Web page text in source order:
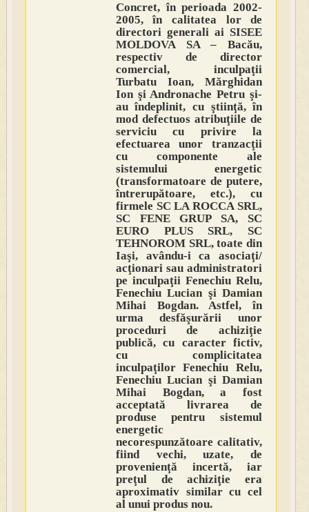
Concret, în perioada 2002-
2005, în calitatea lor de
directori generali ai SISEE
MOLDOVA SA – Bacău,
respectiv de director
comercial, inculpaţii
Turbatu Ioan, Mărghidan
Ion şi Andronache Petru şi-
au îndeplinit, cu ştiinţă, în
mod defectuos atribuţiile de
serviciu cu privire la
efectuarea unor tranzacţii
cu componente ale
sistemului energetic
(transformatoare de putere,
întrerupătoare, etc.), cu
firmele SC LA ROCCA SRL,
SC FENE GRUP SA, SC
EURO PLUS SRL, SC
TEHNOROM SRL, toate din
Iaşi, avându-i ca asociaţi/
acţionari sau administratori
pe inculpaţii Fenechiu Relu,
Fenechiu Lucian şi Damian
Mihai Bogdan. Astfel, în
urma desfăşurării unor
proceduri de achiziţie
publică, cu caracter fictiv,
cu complicitatea
inculpaţilor Fenechiu Relu,
Fenechiu Lucian şi Damian
Mihai Bogdan, a fost
acceptată livrarea de
produse pentru sistemul
energetic
necorespunzătoare calitativ,
fiind vechi, uzate, de
provenienţă incertă, iar
preţul de achiziţie era
aproximativ similar cu cel
al unui produs nou.